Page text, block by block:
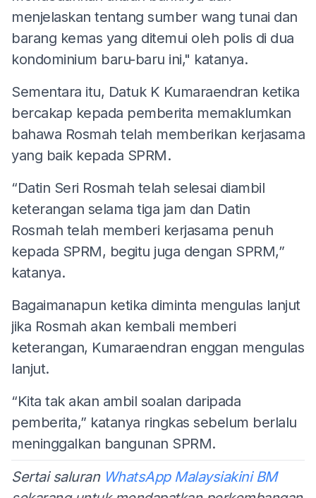
menjelaskan tentang sumber wang tunai dan
barang kemas yang ditemui oleh polis di dua
kondominium baru-baru ini," katanya.
Sementara itu, Datuk K Kumaraendran ketika
bercakap kepada pemberita memaklumkan
bahawa Rosmah telah memberikan kerjasama
yang baik kepada SPRM.
“Datin Seri Rosmah telah selesai diambil
keterangan selama tiga jam dan Datin
Rosmah telah memberi kerjasama penuh
kepada SPRM, begitu juga dengan SPRM,”
katanya.
Bagaimanapun ketika diminta mengulas lanjut
jika Rosmah akan kembali memberi
keterangan, Kumaraendran enggan mengulas
lanjut.
“Kita tak akan ambil soalan daripada
pemberita,” katanya ringkas sebelum berlalu
meninggalkan bangunan SPRM.
Sertai saluran WhatsApp Malaysiakini BM